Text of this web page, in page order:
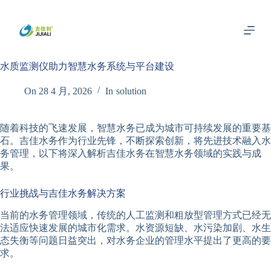
内
水质监测仪助力智慧水务系统与平台建设
On 28 4 月, 2026 In solution
随着科技的飞速发展，智慧水务已成为城市可持续发展的重要基
石。吉佳水务作为行业先锋，不断探索创新，将先进技术融入水
务管理，以下将深入解析吉佳水务在智慧水务领域的实践与成
果。
行业挑战与吉佳水务解决方案
当前的水务管理领域，传统的人工监测和粗放型管理方式已经无
法适应快速发展的城市化需求。水资源短缺、水污染加剧、水生
态失衡等问题日益突出，对水务企业的管理水平提出了更高的要
求。